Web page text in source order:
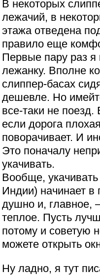
В некоторых
лежачий, в
этажа отведена
правило еще
Первые пару раз я
лежанку. Вполне
слиппер-басах
дешевле. Но
все-таки не поезд.
если дорога
поворачивает. И
Это поначалу
укачивать.
Вообще,
Индии) начинает в
душно и, главное,
теплое. Пусть
потому и советую
можете открыть
Ну ладно, я тут